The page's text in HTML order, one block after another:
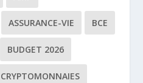
ASSURANCE-VIE BCE
BUDGET 2026
CRYPTOMONNAIES